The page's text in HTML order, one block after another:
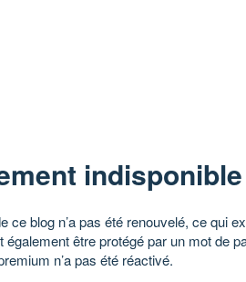
indisponible
ce blog n’a pas été renouvelé, ce qui
être protégé par un mot de
n’a pas été réactivé.